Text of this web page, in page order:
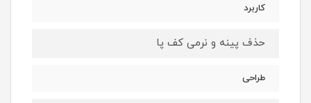
کاربرد
حذف پینه و نرمی کف پا
طراحی